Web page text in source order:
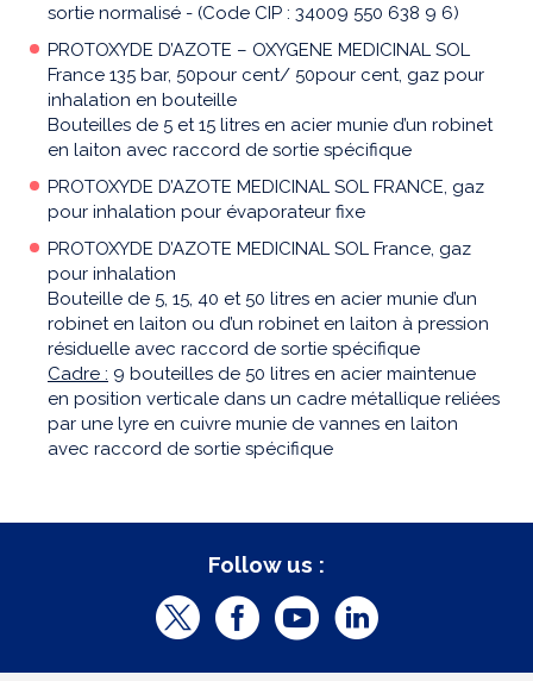
sortie normalisé - (Code CIP : 34009 550 638 9 6)
PROTOXYDE D’AZOTE – OXYGENE MEDICINAL SOL
France 135 bar, 50pour cent/ 50pour cent, gaz pour
inhalation en bouteille
Bouteilles de 5 et 15 litres en acier munie d’un robinet
en laiton avec raccord de sortie spécifique
PROTOXYDE D’AZOTE MEDICINAL SOL FRANCE, gaz
pour inhalation pour évaporateur fixe
PROTOXYDE D’AZOTE MEDICINAL SOL France, gaz
pour inhalation
Bouteille de 5, 15, 40 et 50 litres en acier munie d’un
robinet en laiton ou d’un robinet en laiton à pression
résiduelle avec raccord de sortie spécifique
Cadre : 9 bouteilles de 50 litres en acier maintenue
en position verticale dans un cadre métallique reliées
par une lyre en cuivre munie de vannes en laiton
avec raccord de sortie spécifique
Follow us :
T
F
Y
L